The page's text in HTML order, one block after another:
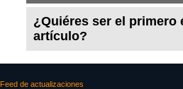
¿Quiéres ser el primero
artículo?
Feed de actualizaciones